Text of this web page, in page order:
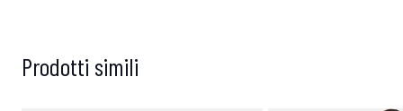
Prodotti simili